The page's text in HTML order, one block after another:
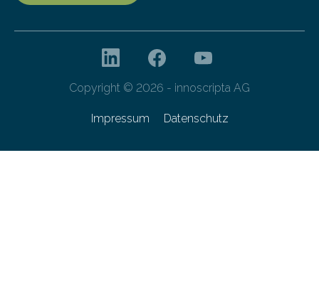
Copyright © 2026 - innoscripta AG
Impressum Datenschutz